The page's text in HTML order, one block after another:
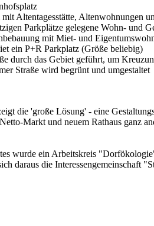
mit Altentagesstätte, Altenwohnungen
Parkplätze gelegene Wohn- und
mit Miet- und
ein P+R Parkplatz (Größe beliebig)
durch das Gebiet geführt, um
Straße wird begrünt und umgestaltet
die 'große Lösung' - eine
Markt und neuem Rathaus ganz
wurde ein Arbeitskreis
daraus die Interessengemeinschaft